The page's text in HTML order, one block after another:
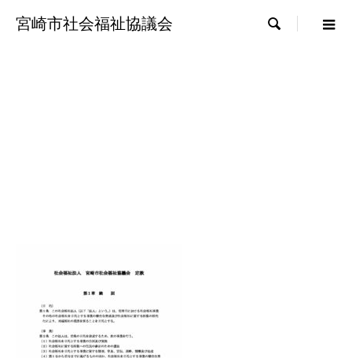
宮崎市社会福祉協議会 